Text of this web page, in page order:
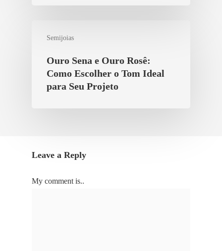
Semijoias
Ouro Sena e Ouro Rosê:
Como Escolher o Tom Ideal
para Seu Projeto
Leave a Reply
My comment is..